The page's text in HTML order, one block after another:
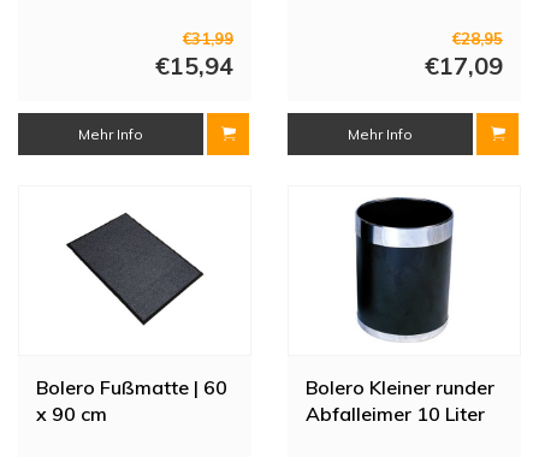
€31,99
€15,94
Mehr Info
€28,95
€17,09
Mehr Info
Bolero Fußmatte | 60
x 90 cm
Bolero Kleiner runder
Abfalleimer 10 Liter